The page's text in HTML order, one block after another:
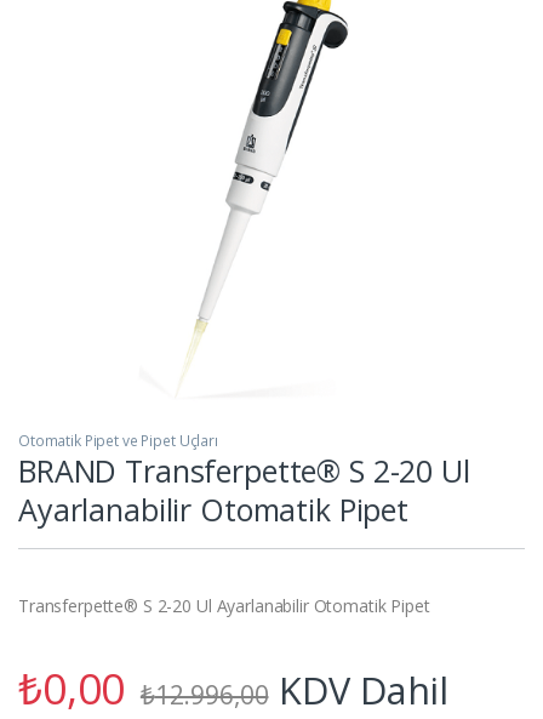
Otomatik Pipet ve Pipet Uçları
BRAND Transferpette® S 2-20 Ul
Ayarlanabilir Otomatik Pipet
Transferpette® S 2-20 Ul Ayarlanabilir Otomatik Pipet
₺0,00 ₺12.996,00 KDV Dahil